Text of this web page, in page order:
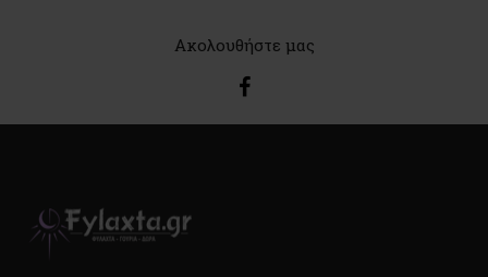
Ακολουθήστε μας